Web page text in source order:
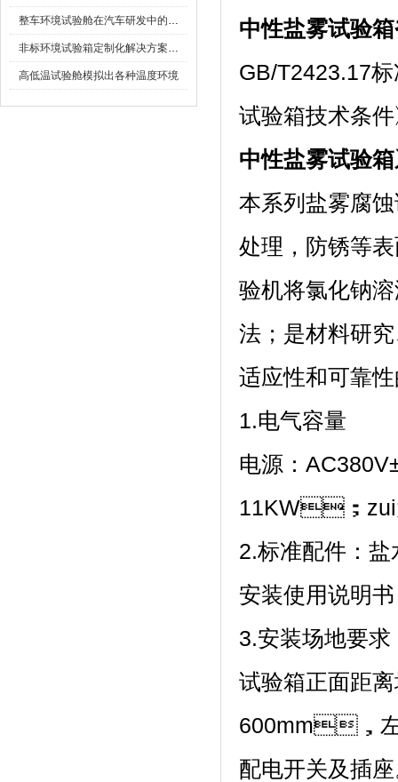
整车环境试验舱在汽车研发中的作用
非标环境试验箱定制化解决方案在可靠性测试中的重要性
高低温试验舱模拟出各种温度环境
中性盐雾试验箱
GB/T2423.17标
试验箱技术条件
中性盐雾试验
本系列盐雾腐蚀
处理，防锈
验机将氯化钠溶
法；是材料研究
适应性和可靠性
1.电气容量
电源：
11KW；zui大
2.标准配件：盐
安装使用说明书
3.安装场地要求
试验箱正面距
600mm，
配电开关及插座